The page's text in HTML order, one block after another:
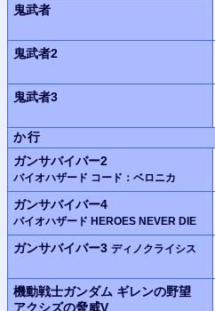
鬼武者
鬼武者2
鬼武者3
か行
ガンサバイバー2
バイオハザード コード：ベロニカ
ガンサバイバー4
バイオハザード HEROES NEVER DIE
ガンサバイバー3 ディノクライシス
機動戦士ガンダム ギレンの野望
アクシズの脅威V